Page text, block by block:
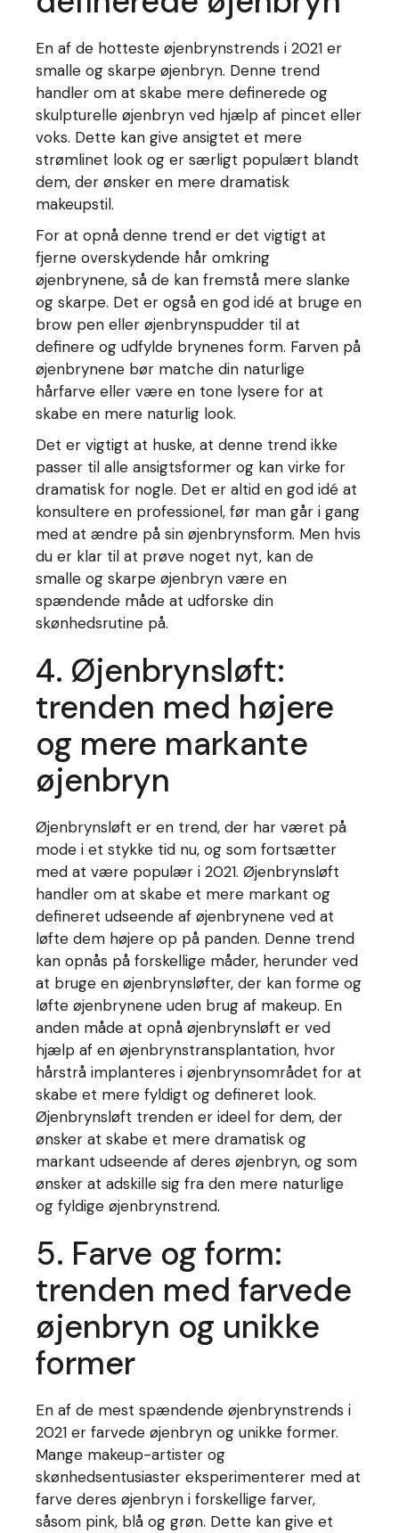
En af de hotteste øjenbrynstrends i 2021 er
smalle og skarpe øjenbryn. Denne trend
handler om at skabe mere definerede og
skulpturelle øjenbryn ved hjælp af pincet eller
voks. Dette kan give ansigtet et mere
strømlinet look og er særligt populært blandt
dem, der ønsker en mere dramatisk
makeupstil.
For at opnå denne trend er det vigtigt at
fjerne overskydende hår omkring
øjenbrynene, så de kan fremstå mere slanke
og skarpe. Det er også en god idé at bruge en
brow pen eller øjenbrynspudder til at
definere og udfylde brynenes form. Farven på
øjenbrynene bør matche din naturlige
hårfarve eller være en tone lysere for at
skabe en mere naturlig look.
Det er vigtigt at huske, at denne trend ikke
passer til alle ansigtsformer og kan virke for
dramatisk for nogle. Det er altid en god idé at
konsultere en professionel, før man går i gang
med at ændre på sin øjenbrynsform. Men hvis
du er klar til at prøve noget nyt, kan de
smalle og skarpe øjenbryn være en
spændende måde at udforske din
skønhedsrutine på.
4. Øjenbrynsløft:
trenden med højere
og mere markante
øjenbryn
Øjenbrynsløft er en trend, der har været på
mode i et stykke tid nu, og som fortsætter
med at være populær i 2021. Øjenbrynsløft
handler om at skabe et mere markant og
defineret udseende af øjenbrynene ved at
løfte dem højere op på panden. Denne trend
kan opnås på forskellige måder, herunder ved
at bruge en øjenbrynsløfter, der kan forme og
løfte øjenbrynene uden brug af makeup. En
anden måde at opnå øjenbrynsløft er ved
hjælp af en øjenbrynstransplantation, hvor
hårstrå implanteres i øjenbrynsområdet for at
skabe et mere fyldigt og defineret look.
Øjenbrynsløft trenden er ideel for dem, der
ønsker at skabe et mere dramatisk og
markant udseende af deres øjenbryn, og som
ønsker at adskille sig fra den mere naturlige
og fyldige øjenbrynstrend.
5. Farve og form:
trenden med farvede
øjenbryn og unikke
former
En af de mest spændende øjenbrynstrends i
2021 er farvede øjenbryn og unikke former.
Mange makeup-artister og
skønhedsentusiaster eksperimenterer med at
farve deres øjenbryn i forskellige farver,
såsom pink, blå og grøn. Dette kan give et